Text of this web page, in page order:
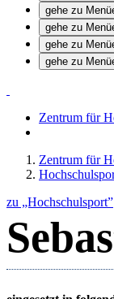
gehe zu
gehe zu
gehe zu
gehe zu
Zentrum für
Zentrum für
zu „Hochschulsport”